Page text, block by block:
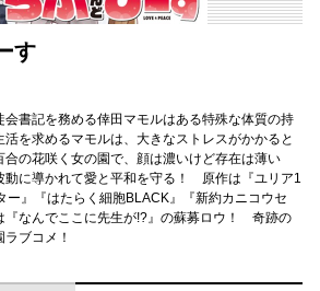
す
書記を務める倖田マモルはある特殊な体質の持
を求めるマモルは、大きなストレスがかかると
の花咲く女の園で、顔は濃いけど存在は薄い
動に導かれて愛と平和を守る！ 原作は『ユリア1
ー』『はたらく細胞BLACK』『新約カニコウセ
なんでここに先生が!?』の蘇募ロウ！ 奇跡の
ブコメ！